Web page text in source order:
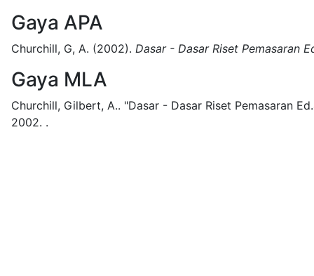
Gaya APA
Churchill, G, A. (2002). Dasar - Dasar Riset Pemasaran
Gaya MLA
Churchill, Gilbert, A.. "Dasar - Dasar Riset Pemasaran
2002. .